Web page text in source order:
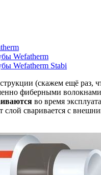
Wefatherm
Wefatherm Stabi
(скажем ещё раз,
фиберными
во время
слой сваривается с